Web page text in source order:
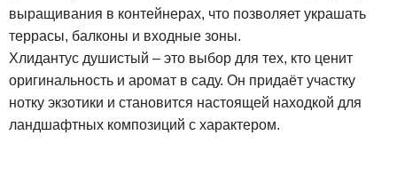
выращивания в контейнерах, что позволяет украшать
террасы, балконы и входные зоны.
Хлидантус душистый – это выбор для тех, кто ценит
оригинальность и аромат в саду. Он придаёт участку
нотку экзотики и становится настоящей находкой для
ландшафтных композиций с характером.